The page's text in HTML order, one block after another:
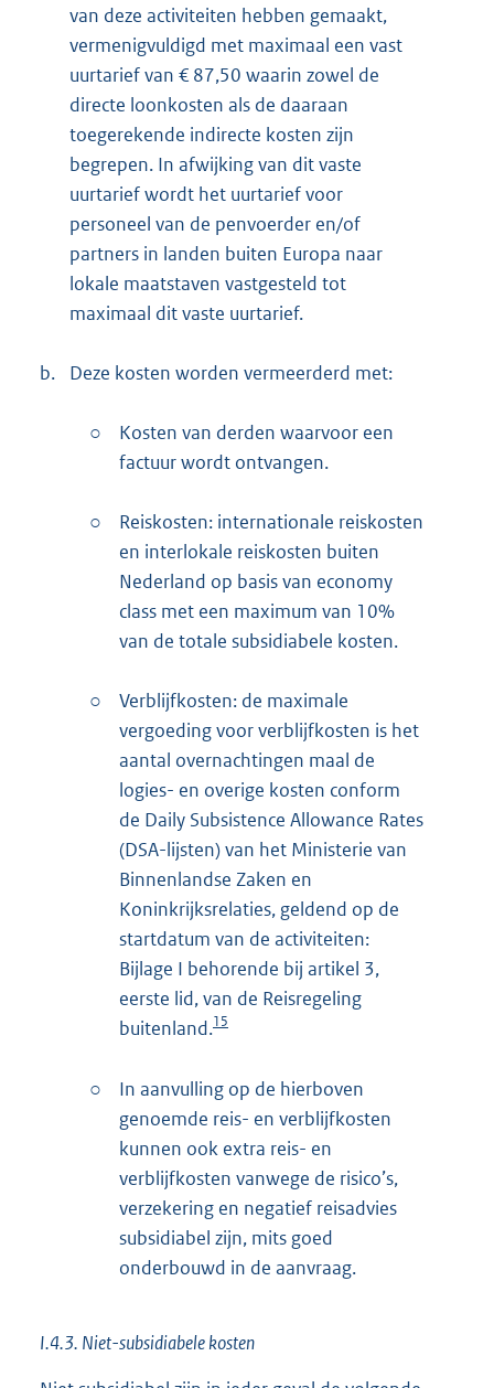
van deze activiteiten hebben gemaakt,
vermenigvuldigd met maximaal een vast
uurtarief van € 87,50 waarin zowel de
directe loonkosten als de daaraan
toegerekende indirecte kosten zijn
begrepen. In afwijking van dit vaste
uurtarief wordt het uurtarief voor
personeel van de penvoerder en/of
partners in landen buiten Europa naar
lokale maatstaven vastgesteld tot
maximaal dit vaste uurtarief.
b. Deze kosten worden vermeerderd met:
○
Kosten van derden waarvoor een
factuur wordt ontvangen.
○
Reiskosten: internationale reiskosten
en interlokale reiskosten buiten
Nederland op basis van economy
class met een maximum van 10%
van de totale subsidiabele kosten.
○
Verblijfkosten: de maximale
vergoeding voor verblijfkosten is het
aantal overnachtingen maal de
logies- en overige kosten conform
de Daily Subsistence Allowance Rates
(DSA-lijsten) van het Ministerie van
Binnenlandse Zaken en
Koninkrijksrelaties, geldend op de
startdatum van de activiteiten:
Bijlage I behorende bij artikel 3,
eerste lid, van de Reisregeling
buitenland.15
○
In aanvulling op de hierboven
genoemde reis- en verblijfkosten
kunnen ook extra reis- en
verblijfkosten vanwege de risico’s,
verzekering en negatief reisadvies
subsidiabel zijn, mits goed
onderbouwd in de aanvraag.
I.4.3. Niet-subsidiabele kosten